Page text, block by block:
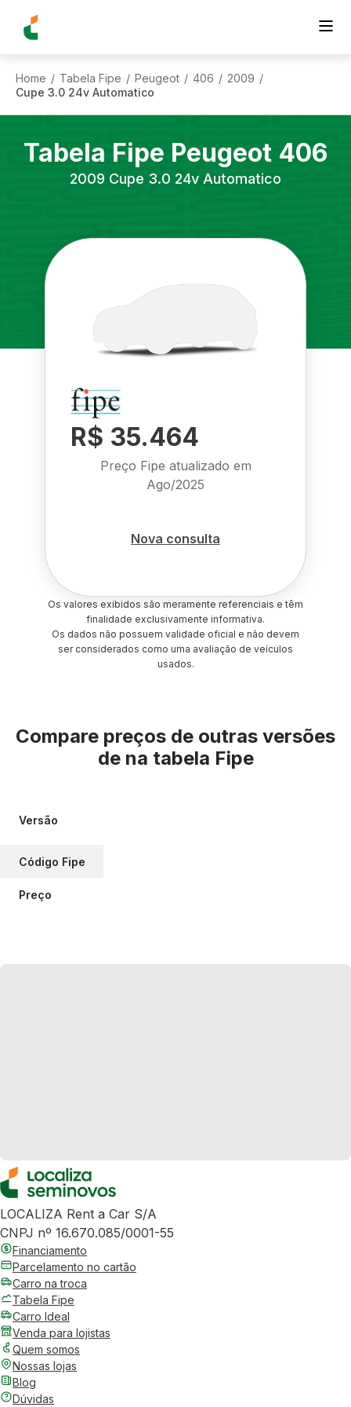
Home / Tabela Fipe / Peugeot / 406 / 2009 /
Cupe 3.0 24v Automatico
Tabela Fipe Peugeot 406
2009 Cupe 3.0 24v Automatico
R$ 35.464
Preço Fipe atualizado em
Ago/2025
Nova consulta
Os valores exibidos são meramente referenciais e têm
finalidade exclusivamente informativa.
Os dados não possuem validade oficial e não devem
ser considerados como uma avaliação de veículos
usados.
Compare preços de outras versões
de na tabela Fipe
Versão
Código Fipe
Preço
LOCALIZA Rent a Car S/A
CNPJ nº 16.670.085/0001-55
Financiamento
Parcelamento no cartão
Carro na troca
Tabela Fipe
Carro Ideal
Venda para lojistas
Quem somos
Nossas lojas
Blog
Dúvidas